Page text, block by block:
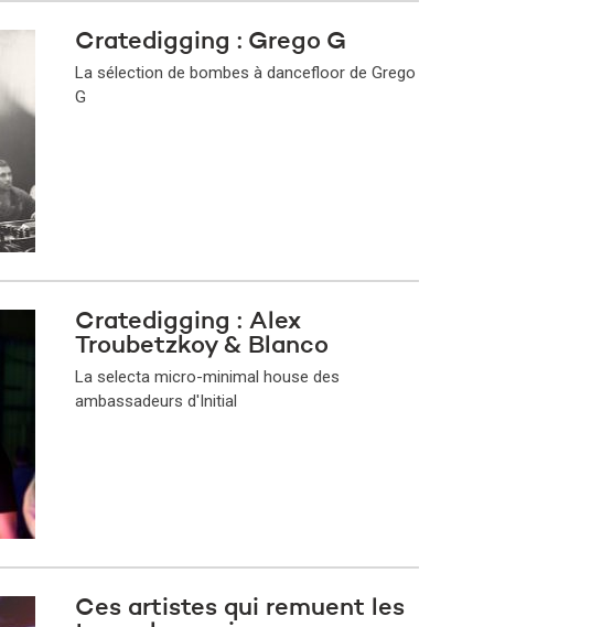
Cratedigging : Grego G
La sélection de bombes à dancefloor de Grego
G
Cratedigging : Alex
Troubetzkoy & Blanco
La selecta micro-minimal house des
ambassadeurs d'Initial
Ces artistes qui remuent les